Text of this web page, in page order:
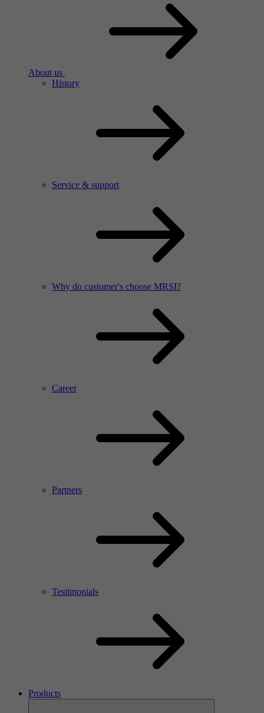
About us
History
Service & support
Why do customer's choose MRSI?
Career
Partners
Testimonials
Products